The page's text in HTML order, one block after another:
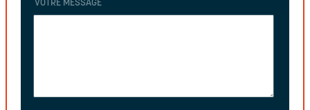
VOTRE MESSAGE